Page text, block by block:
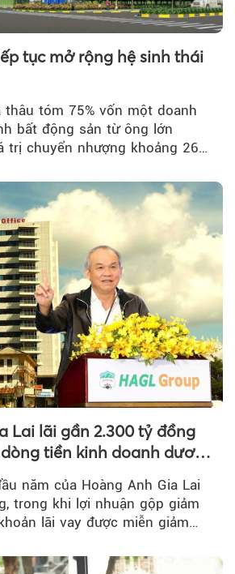
tục mở rộng hệ sinh thái
thâu tóm 75% vốn một doanh
bất động sản từ ông lớn
trị chuyển nhượng khoảng 262
Lai lãi gần 2.300 tỷ đồng
tiền kinh doanh dương
năm của Hoàng Anh Gia Lai
trong khi lợi nhuận gộp giảm
lãi vay được miễn giảm